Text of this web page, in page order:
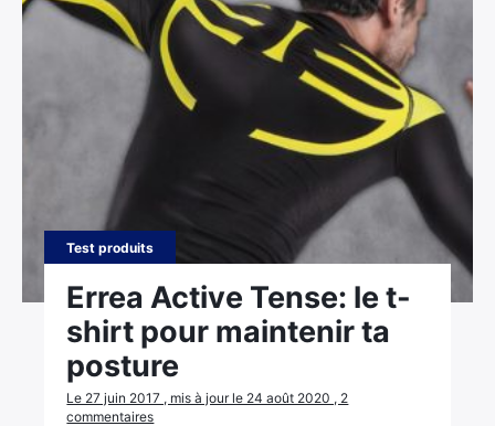
Test produits
Errea Active Tense: le t-
shirt pour maintenir ta
posture
Le 27 juin 2017 , mis à jour le 24 août 2020 , 2
commentaires